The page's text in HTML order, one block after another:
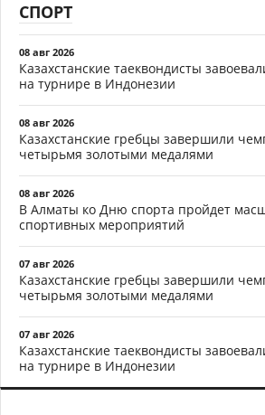
СПОРТ
08 авг 2026
Казахстанские таеквондисты
на турнире в Индонезии
08 авг 2026
Казахстанские гребцы завершили
четырьмя золотыми медалями
08 авг 2026
В Алматы ко Дню спорта пройдет
спортивных мероприятий
07 авг 2026
Казахстанские гребцы завершили
четырьмя золотыми медалями
07 авг 2026
Казахстанские таеквондисты
на турнире в Индонезии